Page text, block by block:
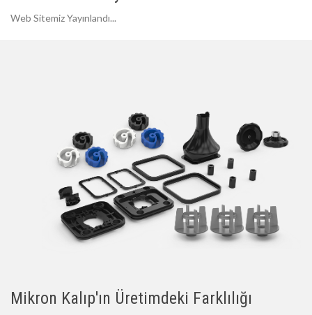
Web Sitemiz Yayınlandı...
Mikron Kalıp'ın Üretimdeki Farklılığı